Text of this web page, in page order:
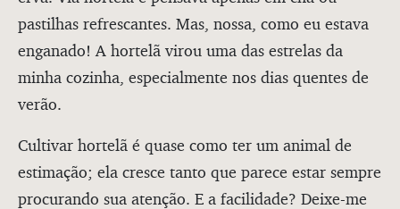
pastilhas refrescantes. Mas, nossa, como eu estava
enganado! A hortelã virou uma das estrelas da
minha cozinha, especialmente nos dias quentes de
verão.
Cultivar hortelã é quase como ter um animal de
estimação; ela cresce tanto que parece estar sempre
procurando sua atenção. E a facilidade? Deixe-me